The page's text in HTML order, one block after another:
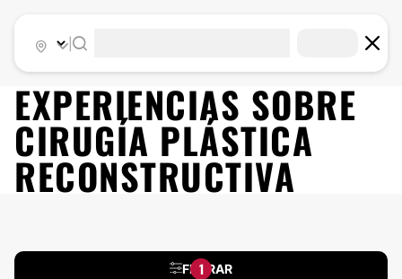
EXPERIENCIAS SOBRE
CIRUGÍA PLÁSTICA
RECONSTRUCTIVA
FILTRAR
1